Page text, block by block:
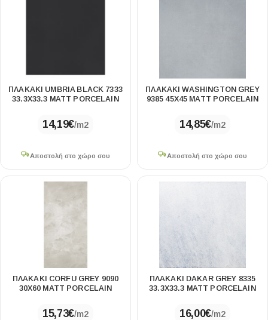
ΠΛΑΚΑΚΙ UMBRIA BLACK 7333
33.3X33.3 MATT PORCELAIN
14,19€/m2
Αποστολή στο χώρο σου
ΠΛΑΚΑΚΙ WASHINGTON GREY
9385 45X45 MATT PORCELAIN
14,85€/m2
Αποστολή στο χώρο σου
ΠΛΑΚΑΚΙ CORFU GREY 9090
30X60 MATT PORCELAIN
15,73€/m2
ΠΛΑΚΑΚΙ DAKAR GREY 8335
33.3X33.3 MATT PORCELAIN
16,00€/m2